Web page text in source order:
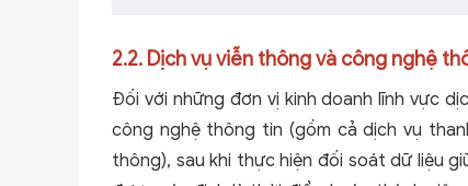
2.2. Dịch vụ viễn thông và công nghệ
Đối với những đơn vị kinh doanh lĩnh vực
công nghệ thông tin (gồm cả dịch vụ
thông), sau khi thực hiện đối soát dữ liệu